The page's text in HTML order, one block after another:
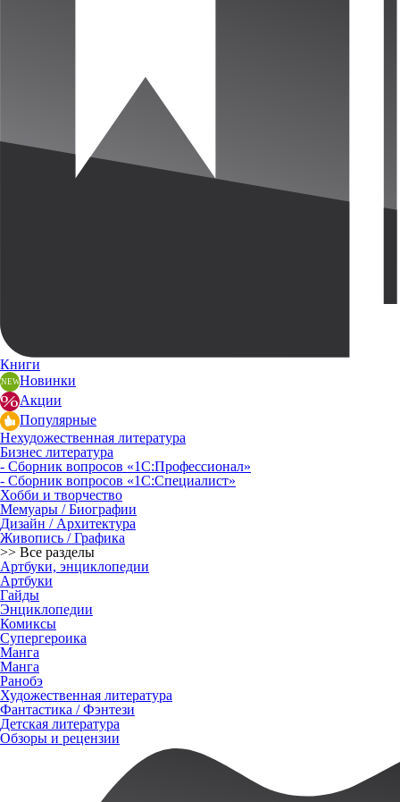
Книги
Новинки
Акции
Популярные
Нехудожественная литература
Бизнес литература
- Сборник вопросов «1С:Профессионал»
- Сборник вопросов «1С:Специалист»
Хобби и творчество
Мемуары / Биографии
Дизайн / Архитектура
Живопись / Графика
>> Все разделы
Артбуки, энциклопедии
Артбуки
Гайды
Энциклопедии
Комиксы
Супергероика
Манга
Манга
Ранобэ
Художественная литература
Фантастика / Фэнтези
Детская литература
Обзоры и рецензии